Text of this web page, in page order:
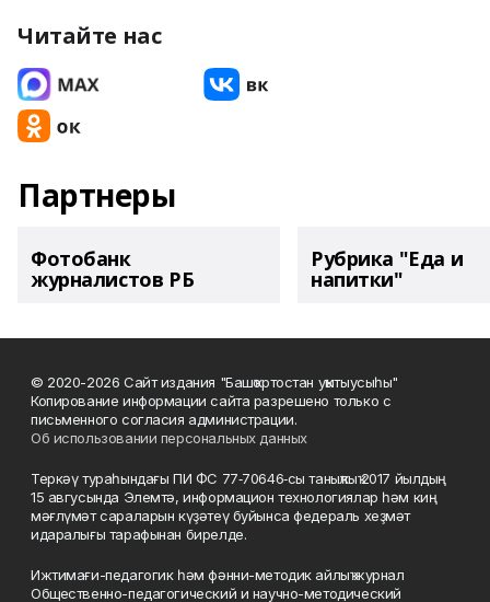
Читайте нас
Партнеры
Фотобанк
журналистов РБ
Рубрика "Еда и
напитки"
© 2020-2026 Сайт издания "Башҡортостан уҡытыусыһы"
Копирование информации сайта разрешено только с
письменного согласия администрации.
Об использовании персональных данных
Теркәү тураһындағы ПИ ФС 77‑70646‑сы таныҡлыҡ 2017 йылдың
15 авгусында Элемтә, информацион технологиялар һәм киң
мәғлүмәт сараларын күҙәтеү буйынса федераль хеҙмәт
идаралығы тарафынан бирелде.
Ижтимағи-педагогик һәм фәнни-методик айлыҡ журнал
Общественно-педагогический и научно-методический